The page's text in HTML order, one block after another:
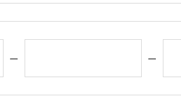
ー ー